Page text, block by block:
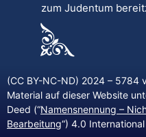
zum Judentum
(CC BY-NC-ND) 2024 – 5784
Material auf dieser Website
Deed (“Namensnennung –
Bearbeitung“) 4.0